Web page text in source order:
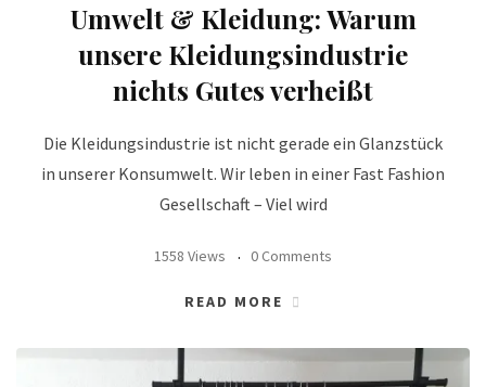
Umwelt & Kleidung: Warum
unsere Kleidungsindustrie
nichts Gutes verheißt
Die Kleidungsindustrie ist nicht gerade ein Glanzstück
in unserer Konsumwelt. Wir leben in einer Fast Fashion
Gesellschaft – Viel wird
1558 Views 0 Comments
READ MORE